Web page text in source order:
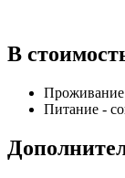
В
Проживание
Питание -